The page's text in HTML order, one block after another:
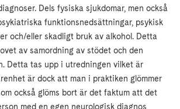
Dels fysiska sjukdomar, men också
funktionsnedsättningar, psykisk
och/eller skadligt bruk av alkohol. Detta
av samordning av stödet och den
Detta tas upp i utredningen vilket är
är dock att man i praktiken glömmer
också glöms bort är det faktum att det
med en egen neurologisk diagnos